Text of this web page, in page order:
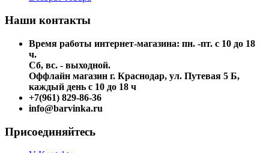
Наши контакты
Время работы интернет-магазина: пн. -пт. с 10 до 18
ч.
Сб, вс. - выходной.
Оффлайн магазин г. Краснодар, ул. Путевая 5 Б,
каждый день с 10 до 18 ч
+7(961) 829-86-36
info@barvinka.ru
Присоединяйтесь